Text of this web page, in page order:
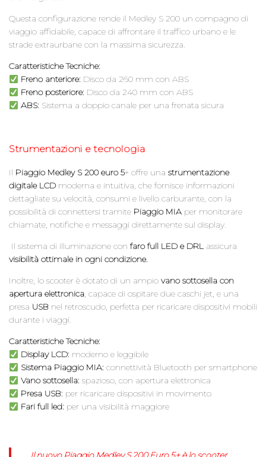
Questa configurazione rende il Medley S 200 un compagno di
viaggio affidabile, capace di affrontare il traffico urbano e le
strade extraurbane con la massima sicurezza.
Caratteristiche Tecniche:
Freno anteriore: Disco da 260 mm con ABS
Freno posteriore: Disco da 240 mm con ABS
ABS: Sistema a doppio canale per una frenata sicura
Strumentazioni e tecnologia
Il Piaggio Medley S 200 euro 5+ offre una strumentazione
digitale LCDmoderna e intuitiva, che fornisce informazioni
dettagliate su velocità, consumi e livello carburante, con la
possibilità di connettersi tramite Piaggio MIA per monitorare
chiamate, notifiche e messaggi direttamente sul display.
Il sistema di illuminazione con faro full LED e DRL assicura
visibilità ottimale in ogni condizione.
Inoltre, lo scooter è dotato di un ampio vano sottosella con
apertura elettronica, capace di ospitare due caschi jet, e una
presa USB nel retroscudo, perfetta per ricaricare dispositivi mobili
durante i viaggi.
Caratteristiche Tecniche:
Display LCD: moderno e leggibile
Sistema Piaggio MIA: connettività Bluetooth per smartphone
Vano sottosella: spazioso, con apertura elettronica
Presa USB: per ricaricare dispositivi in movimento
Fari full led: per una visibilità maggiore